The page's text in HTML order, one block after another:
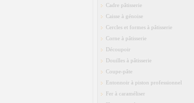
Cadre pâtisserie
Caisse à génoise
Cercles et formes à pâtisserie
Corne à pâtisserie
Découpoir
Douilles à pâtisserie
Coupe-pâte
Entonnoir à piston professionnel
Fer à caraméliser